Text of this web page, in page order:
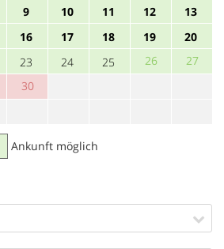
9 10 11 12 13
16 17 18 19 20
23 24 25 26 27
30
Ankunft möglich